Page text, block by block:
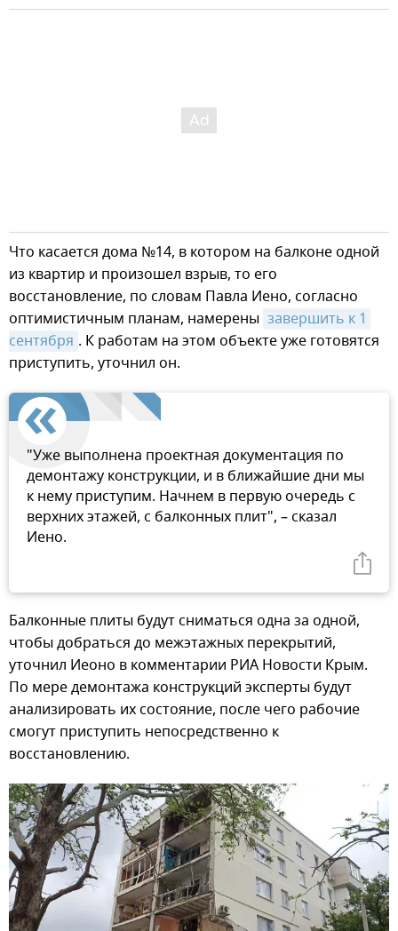
Что касается дома №14, в котором на балконе одной
из квартир и произошел взрыв, то его
восстановление, по словам Павла Иено, согласно
оптимистичным планам, намерены завершить к 1
сентября . К работам на этом объекте уже готовятся
приступить, уточнил он.
"Уже выполнена проектная документация по
демонтажу конструкции, и в ближайшие дни мы
к нему приступим. Начнем в первую очередь с
верхних этажей, с балконных плит", – сказал
Иено.
Балконные плиты будут сниматься одна за одной,
чтобы добраться до межэтажных перекрытий,
уточнил Иеоно в комментарии РИА Новости Крым.
По мере демонтажа конструкций эксперты будут
анализировать их состояние, после чего рабочие
смогут приступить непосредственно к
восстановлению.